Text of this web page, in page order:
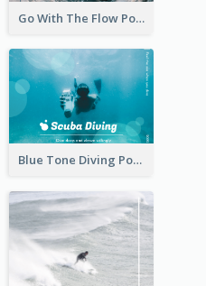
Go With The Flow Post Card
Blue Tone Diving Post Card